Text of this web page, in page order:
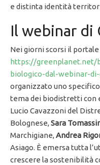
e distinta identità
Il webinar di
Nei giorni scorsi il
https://
biologico-dal-webinar-
organizzato uno specifico
tema dei biodistretti con
Lucio Cavazzoni del
Bolognese,Sara
Marchigiane,Andrea
Asiago. È emersa tutta
crescere la sostenibilità